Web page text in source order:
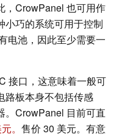
，CrowPanel 也可用作
小巧的系统可用于控制
电池，因此至少需要一
接口，这意味着一般可
路板本身不包括传感
。CrowPanel 目前可直
。 售价 30 美元。有意